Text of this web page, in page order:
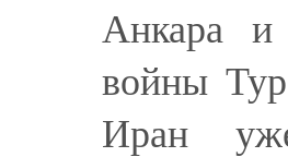
Анкара и
войны
Иран